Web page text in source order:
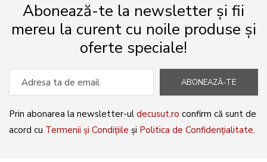
Abonează-te la newsletter și fii
mereu la curent cu noile produse și
oferte speciale!
ABONEAZĂ-TE
Prin abonarea la newsletter-ul decusut.ro confirm că sunt de
acord cu Termenii și Condițiile și Politica de Confidențialitate.